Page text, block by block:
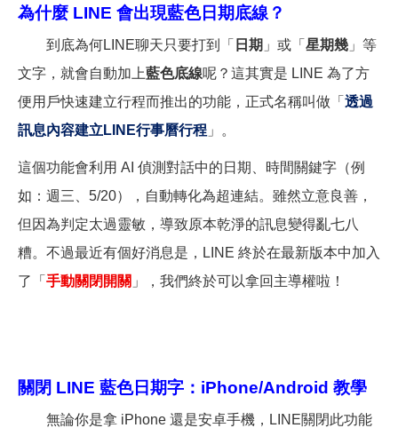
為什麼 LINE 會出現藍色日期底線？
到底為何LINE聊天只要打到「 日期 」或「 星期幾 」等
文字，就會自動加上藍色底線呢？這其實是 LINE 為了方
便用戶快速建立行程而推出的功能，正式名稱叫做「 透過
訊息內容建立LINE行事曆行程 」。
這個功能會利用 AI 偵測對話中的日期、時間關鍵字（例
如：週三、5/20），自動轉化為超連結。雖然立意良善，
但因為判定太過靈敏，導致原本乾淨的訊息變得亂七八
糟。不過最近有個好消息是，LINE 終於在最新版本中加入
了「 手動關閉開關 」，我們終於可以拿回主導權啦！
關閉 LINE 藍色日期字：iPhone/Android 教學
無論你是拿 iPhone 還是安卓手機，LINE關閉此功能